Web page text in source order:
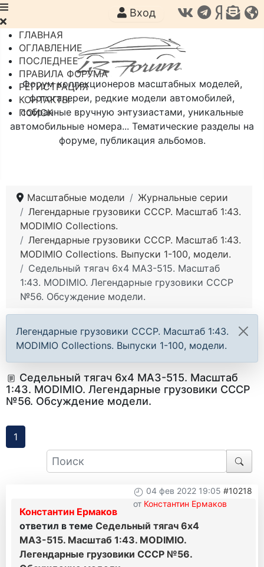
Форум коллекционеров масштабных моделей,
фотогалереи, редкие модели автомобилей,
собранные вручную энтузиастами, уникальные
автомобильные номера... Тематические разделы на
форуме, публикация альбомов.
Вход
ГЛАВНАЯ
ОГЛАВЛЕНИЕ
ПОСЛЕДНЕЕ
ПРАВИЛА ФОРУМА
РЕГИСТРАЦИЯ
КОНТАКТЫ
ПОИСК
Масштабные модели
Журнальные серии
Легендарные грузовики СССР. Масштаб 1:43.
MODIMIO Collections.
Легендарные грузовики СССР. Масштаб 1:43.
MODIMIO Collections. Выпуски 1-100, модели.
Седельный тягач 6х4 МАЗ-515. Масштаб
1:43. MODIMIO. Легендарные грузовики СССР
№56. Обсуждение модели.
Легендарные грузовики СССР. Масштаб 1:43.
MODIMIO Collections. Выпуски 1-100, модели.
Седельный тягач 6х4 МАЗ-515. Масштаб
1:43. MODIMIO. Легендарные грузовики СССР
№56. Обсуждение модели.
1
04 фев 2022 19:05 #10218
от Константин Ермаков
Константин Ермаков
ответил в теме Седельный тягач 6х4
МАЗ-515. Масштаб 1:43. MODIMIO.
Легендарные грузовики СССР №56.